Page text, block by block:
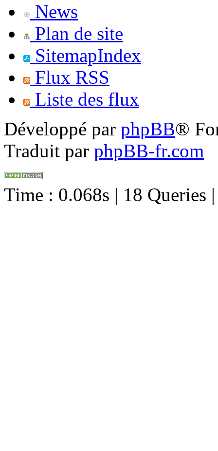
News
Plan de site
SitemapIndex
Flux RSS
Liste des flux
Développé par phpBB®
Traduit par phpBB-fr.com
Time : 0.068s | 18 Queries